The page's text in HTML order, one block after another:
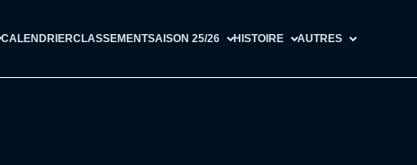
CALENDRIERCLASSEMENTSAISON 25/26 HISTOIRE AUTRES